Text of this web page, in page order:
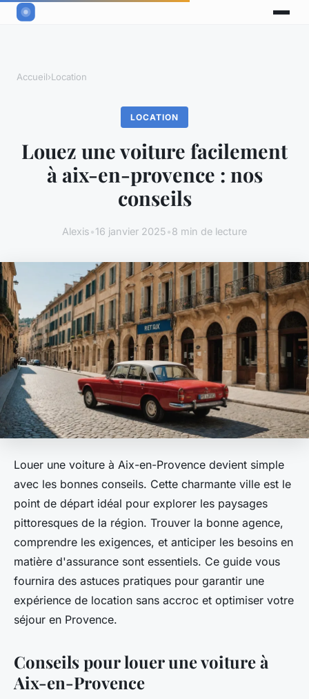
Accueil›Location
LOCATION
Louez une voiture facilement
à aix-en-provence : nos
conseils
Alexis•16 janvier 2025•8 min de lecture
Louer une voiture à Aix-en-Provence devient simple
avec les bonnes conseils. Cette charmante ville est le
point de départ idéal pour explorer les paysages
pittoresques de la région. Trouver la bonne agence,
comprendre les exigences, et anticiper les besoins en
matière d'assurance sont essentiels. Ce guide vous
fournira des astuces pratiques pour garantir une
expérience de location sans accroc et optimiser votre
séjour en Provence.
Conseils pour louer une voiture à
Aix-en-Provence